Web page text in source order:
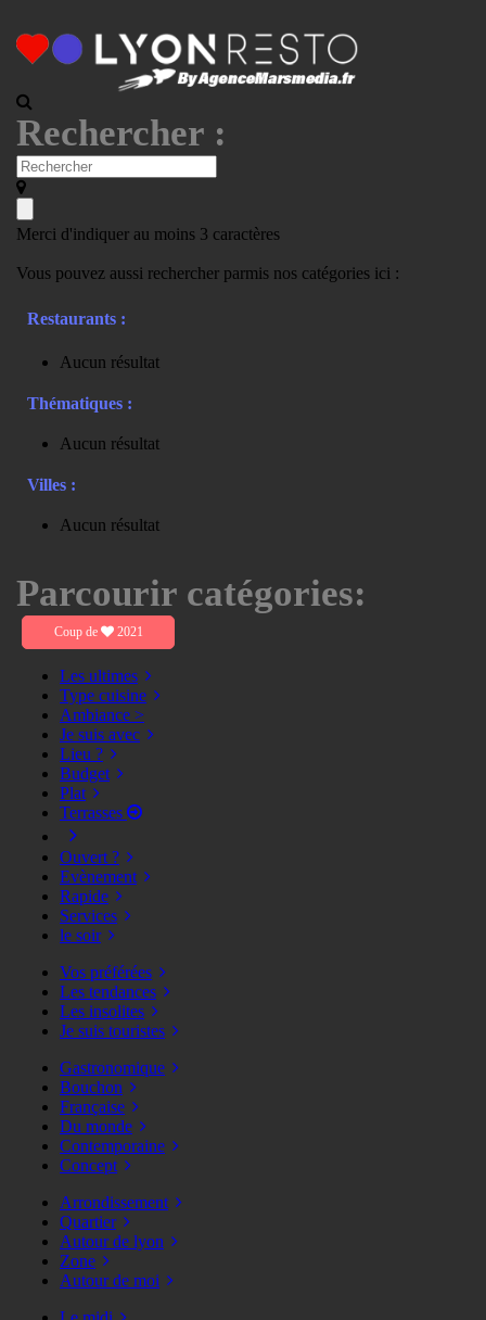
Rechercher :
Merci d'indiquer au moins 3 caractères
Vous pouvez aussi rechercher parmis nos catégories ici :
Restaurants :
Aucun résultat
Thématiques :
Aucun résultat
Villes :
Aucun résultat
Parcourir catégories:
Coup de 2021
Les ultimes
Type cuisine
Ambiance >
Je suis avec
Lieu ?
Budget
Plat
Terrasses
Ouvert ?
Evènement
Rapide
Services
le soir
Vos préférées
Les tendances
Les insolites
Je suis touristes
Gastronomique
Bouchon
Française
Du monde
Contemporaine
Concept
Arrondissement
Quartier
Autour de lyon
Zone
Autour de moi